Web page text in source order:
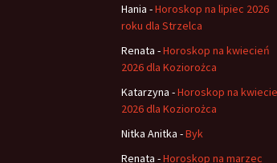
Hania -Horoskop na lipiec 2026
roku dla Strzelca
Renata -Horoskop na kwiecień
2026 dla Koziorożca
Katarzyna -Horoskop na
2026 dla Koziorożca
Nitka Anitka -Byk
Renata -Horoskop na marzec